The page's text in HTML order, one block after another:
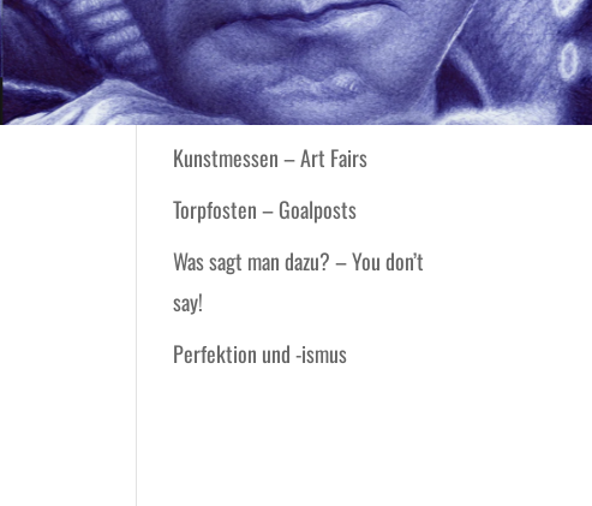
Zutaten – Ingredients
Negativ
Kunstmessen – Art Fairs
Torpfosten – Goalposts
Was sagt man dazu? – You don’t
say!
Perfektion und -ismus